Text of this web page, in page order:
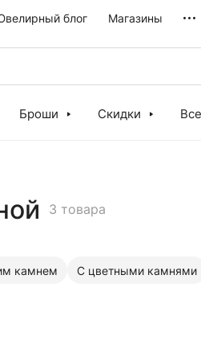
блог Магазины
Броши Скидки
3 товара
камнем С цветными камнями